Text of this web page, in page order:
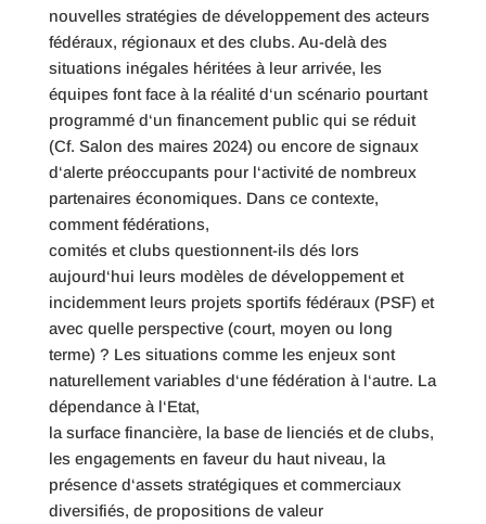
nouvelles stratégies de développement des acteurs
fédéraux, régionaux et des clubs. Au-delà des
situations inégales héritées à leur arrivée, les
équipes font face à la réalité d‘un scénario pourtant
programmé d‘un financement public qui se réduit
(Cf. Salon des maires 2024) ou encore de signaux
d‘alerte préoccupants pour l‘activité de nombreux
partenaires économiques. Dans ce contexte,
comment fédérations,
comités et clubs questionnent-ils dés lors
aujourd‘hui leurs modèles de développement et
incidemment leurs projets sportifs fédéraux (PSF) et
avec quelle perspective (court, moyen ou long
terme) ? Les situations comme les enjeux sont
naturellement variables d‘une fédération à l‘autre. La
dépendance à l‘Etat,
la surface financière, la base de lienciés et de clubs,
les engagements en faveur du haut niveau, la
présence d‘assets stratégiques et commerciaux
diversifiés, de propositions de valeur